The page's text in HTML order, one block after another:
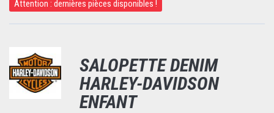
Attention : dernières pièces disponibles !
SALOPETTE DENIM
HARLEY-DAVIDSON
ENFANT